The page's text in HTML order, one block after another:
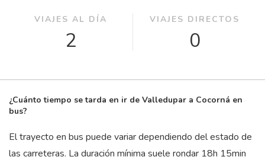
VIAJES AL DÍA
2
VIAJES DIRECTOS
0
¿Cuánto tiempo se tarda en ir de Valledupar a Cocorná en
bus?
El trayecto en bus puede variar dependiendo del estado de
las carreteras. La duración mínima suele rondar 18h 15min